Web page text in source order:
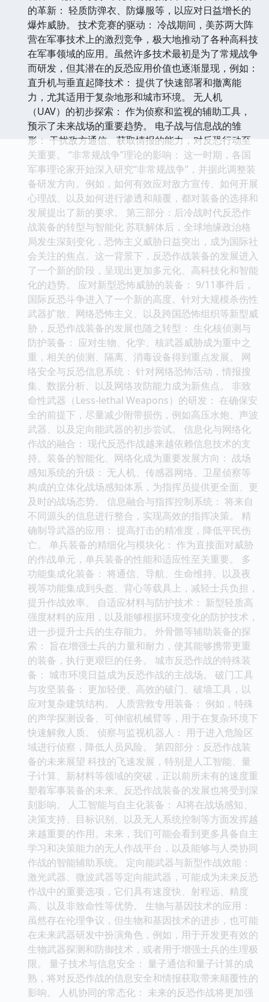
的革新： 轻质防弹衣、防爆服等，以应对日益增长的
爆炸威胁。 技术竞赛的驱动： 冷战期间，美苏两大阵
营在军事技术上的激烈竞争，极大地推动了各种高科技
在军事领域的应用。虽然许多技术最初是为了常规战争
而研发，但其潜在的反恐应用价值也逐渐显现，例如：
直升机与垂直起降技术： 提供了快速部署和撤离能
力，尤其适用于复杂地形和城市环境。 无人机
（UAV）的初步探索： 作为侦察和监视的辅助工具，
预示了未来战场的重要趋势。 电子战与信息战的雏
形： 干扰敌方通信、获取情报的能力，对反恐行动至
关重要。 “非常规战争”理论的影响： 这一时期，各国
军事理论家开始深入研究“非常规战争”，并据此调整装
备研发方向。例如，如何有效应对敌方宣传、如何开展
心理战、以及如何进行渗透和颠覆，都对装备的选择和
发展提出了新的要求。 第三部分：后冷战时代反恐作
战装备的转型与智能化 苏联解体后，全球地缘政治格
局发生深刻变化，恐怖主义威胁日益突出，成为国际社
会关注的焦点。这一背景下，反恐作战装备的发展进入
了一个新的阶段，呈现出更加多元化、高科技化和智能
化的趋势。 应对新型恐怖威胁的装备： 9/11事件后，
国际反恐斗争进入了一个新的高度。针对大规模杀伤性
武器扩散、网络恐怖主义、以及跨国恐怖组织等新型威
胁，反恐作战装备的发展也随之转型： 生化核侦测与
防护装备： 应对生物、化学、核武器威胁成为重中之
重，相关的侦测、隔离、消毒设备得到重点发展。 网
络安全与反恐信息系统： 针对网络恐怖活动，情报搜
集、数据分析、以及网络攻防能力成为新焦点。 非致
命性武器（Less-lethal Weapons）的研发： 在确保安
全的前提下，尽量减少附带损伤，例如高压水炮、声波
武器、以及定向能武器的初步尝试。 信息化与网络化
作战的融合： 现代反恐作战越来越依赖信息技术的支
持。装备的智能化、网络化成为重要发展方向： 战场
感知系统的升级： 无人机、传感器网络、卫星侦察等
构成的立体化战场感知体系，为指挥员提供更全面、更
及时的战场态势。 信息融合与指挥控制系统： 将来自
不同源头的信息进行整合，实现高效的指挥决策。 精
确制导武器的应用： 提高打击的精准度，降低平民伤
亡。 单兵装备的精细化与模块化： 作为直接面对威胁
的作战单元，单兵装备的性能和适应性至关重要。 多
功能集成化装备： 将通信、导航、生命维持、以及夜
视等功能集成到头盔、背心等载具上，减轻士兵负担，
提升作战效率。 自适应材料与防护技术： 新型轻质高
强度材料的应用，以及能够根据环境变化的防护技术，
进一步提升士兵的生存能力。 外骨骼等辅助装备的探
索： 旨在增强士兵的力量和耐力，使其能够携带更重
的装备，执行更艰巨的任务。 城市反恐作战的特殊装
备： 城市环境日益成为反恐作战的主战场。 破门工具
与攻坚装备： 更加轻便、高效的破门、破墙工具，以
应对复杂建筑结构。 人质营救专用装备： 例如，特殊
的声学探测设备、可伸缩机械臂等，用于在复杂环境下
快速解救人质。 侦察与监视机器人： 用于进入危险区
域进行侦察，降低人员风险。 第四部分：反恐作战装
备的未来展望 科技的飞速发展，特别是人工智能、量
子计算、新材料等领域的突破，正以前所未有的速度重
塑着军事装备的未来。反恐作战装备的发展也将受到深
刻影响。 人工智能与自主化装备： AI将在战场感知、
决策支持、目标识别、以及无人系统控制等方面发挥越
来越重要的作用。未来，我们可能会看到更多具备自主
学习和决策能力的无人作战平台，以及能够与人类协同
作战的智能辅助系统。 定向能武器与新型作战效能：
激光武器、微波武器等定向能武器，可能成为未来反恐
作战中的重要选项，它们具有速度快、射程远、精度
高、以及非致命性等优势。 生物与基因技术的应用：
虽然存在伦理争议，但生物和基因技术的进步，也可能
在未来武器研发中扮演角色，例如，用于开发更有效的
生物武器探测和防御技术，或者用于增强士兵的生理极
限。 量子技术与信息安全： 量子通信和量子计算的成
熟，将对反恐作战的信息安全和情报获取带来颠覆性的
影响。 人机协同的常态化： 未来的反恐作战将更加强